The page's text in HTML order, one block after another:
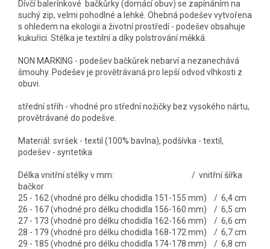
Dívčí balerínkové bačkůrky (domácí obuv) se zapínáním na
suchý zip, velmi pohodlné a lehké. Ohebná podešev vytvořena
s ohledem na ekologii a životní prostředí - podešev obsahuje
kukuřici. Stélka je textilní a díky polstrování měkká.
NON MARKING - podešev bačkůrek nebarví a nezanechává
šmouhy. Podešev je provětrávaná pro lepší odvod vlhkosti z
obuvi.
střední střih - vhodné pro střední nožičky bez vysokého nártu,
provětrávané do podešve.
Materiál: svršek - textil (100% bavlna), podšívka - textil,
podešev - syntetika
Délka vnitřní stélky v mm: / vnitřní šířka
bačkor
25 - 162 (vhodné pro délku chodidla 151-155 mm) / 6,4 cm
26 - 167 (vhodné pro délku chodidla 156-160 mm) / 6,5 cm
27 - 173 (vhodné pro délku chodidla 162-166 mm) / 6,6 cm
28 - 179 (vhodné pro délku chodidla 168-172 mm) / 6,7 cm
29 - 185 (vhodné pro délku chodidla 174-178 mm) / 6,8 cm